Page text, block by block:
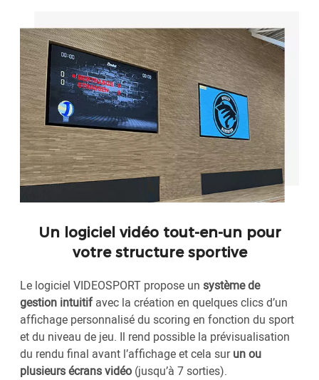
Un logiciel vidéo tout-en-un pour
votre structure sportive
Le logiciel VIDEOSPORT propose un système de
gestion intuitifavec la création en quelques clics d’un
affichage personnalisé du scoring en fonction du sport
et du niveau de jeu. Il rend possible la prévisualisation
du rendu final avant l’affichage et cela surun ou
plusieurs écrans vidéo (jusqu’à 7 sorties).